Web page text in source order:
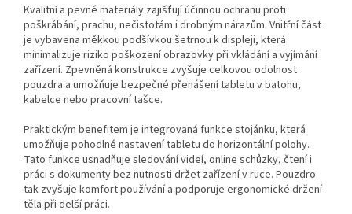
Kvalitní a pevné materiály zajišťují účinnou ochranu proti
poškrábání, prachu, nečistotám i drobným nárazům. Vnitřní část
je vybavena měkkou podšívkou šetrnou k displeji, která
minimalizuje riziko poškození obrazovky při vkládání a vyjímání
zařízení. Zpevněná konstrukce zvyšuje celkovou odolnost
pouzdra a umožňuje bezpečné přenášení tabletu v batohu,
kabelce nebo pracovní tašce.
Praktickým benefitem je integrovaná funkce stojánku, která
umožňuje pohodlné nastavení tabletu do horizontální polohy.
Tato funkce usnadňuje sledování videí, online schůzky, čtení i
práci s dokumenty bez nutnosti držet zařízení v ruce. Pouzdro
tak zvyšuje komfort používání a podporuje ergonomické držení
těla při delší práci.